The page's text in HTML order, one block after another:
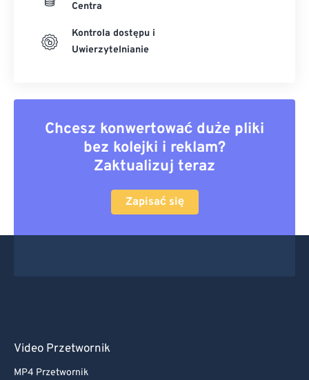
Centra
Kontrola dostępu i
Uwierzytelnianie
Chcesz konwertować duże pliki
bez kolejki i reklam?
Zaktualizuj teraz
Zapisać się
Video Przetwornik
MP4 Przetwornik